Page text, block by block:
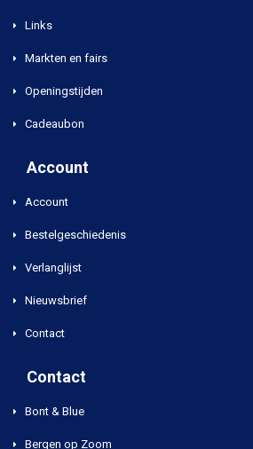
Links
Markten en fairs
Openingstijden
Cadeaubon
Account
Account
Bestelgeschiedenis
Verlanglijst
Nieuwsbrief
Contact
Contact
Bont & Blue
Bergen op Zoom